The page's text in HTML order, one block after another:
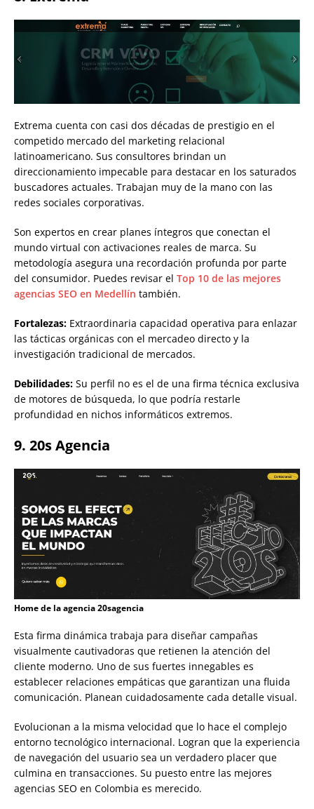
Extrema cuenta con casi dos décadas de prestigio en el
competido mercado del marketing relacional
latinoamericano. Sus consultores brindan un
direccionamiento impecable para destacar en los saturados
buscadores actuales. Trabajan muy de la mano con las
redes sociales corporativas.
Son expertos en crear planes íntegros que conectan el
mundo virtual con activaciones reales de marca. Su
metodología asegura una recordación profunda por parte
del consumidor. Puedes revisar el Top 10 de las mejores
agencias SEO en Medellín también.
Fortalezas: Extraordinaria capacidad operativa para enlazar
las tácticas orgánicas con el mercadeo directo y la
investigación tradicional de mercados.
Debilidades: Su perfil no es el de una firma técnica exclusiva
de motores de búsqueda, lo que podría restarle
profundidad en nichos informáticos extremos.
9. 20s Agencia
Home de la agencia 20sagencia
Esta firma dinámica trabaja para diseñar campañas
visualmente cautivadoras que retienen la atención del
cliente moderno. Uno de sus fuertes innegables es
establecer relaciones empáticas que garantizan una fluida
comunicación. Planean cuidadosamente cada detalle visual.
Evolucionan a la misma velocidad que lo hace el complejo
entorno tecnológico internacional. Logran que la experiencia
de navegación del usuario sea un verdadero placer que
culmina en transacciones. Su puesto entre las mejores
agencias SEO en Colombia es merecido.